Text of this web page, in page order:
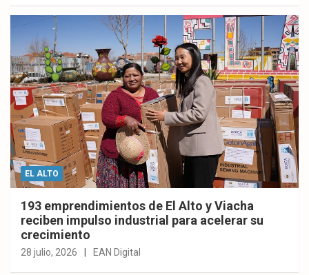
EL ALTO
193 emprendimientos de El Alto y Viacha
reciben impulso industrial para acelerar su
crecimiento
28 julio, 2026 EAN Digital